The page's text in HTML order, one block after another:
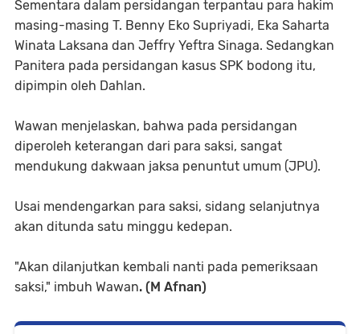
Sementara dalam persidangan terpantau para hakim
masing-masing T. Benny Eko Supriyadi, Eka Saharta
Winata Laksana dan Jeffry Yeftra Sinaga. Sedangkan
Panitera pada persidangan kasus SPK bodong itu,
dipimpin oleh Dahlan.
Wawan menjelaskan, bahwa pada persidangan
diperoleh keterangan dari para saksi, sangat
mendukung dakwaan jaksa penuntut umum (JPU).
Usai mendengarkan para saksi, sidang selanjutnya
akan ditunda satu minggu kedepan.
"Akan dilanjutkan kembali nanti pada pemeriksaan
saksi," imbuh Wawan. (M Afnan)